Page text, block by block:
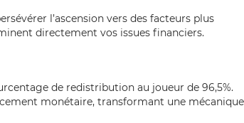
l’ascension vers des facteurs plus
directement vos issues financiers.
de redistribution au joueur de 96,5%.
monétaire, transformant une mécanique